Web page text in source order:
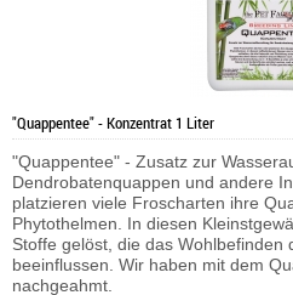
"Quappentee" - Konzentrat 1 Liter
"Quappentee" - Zusatz zur
Dendrobatenquappen und andere
platzieren viele Froscharten ihre
Phytothelmen. In diesen
Stoffe gelöst, die das Wohlbefinden
beeinflussen. Wir haben mit dem
nachgeahmt.